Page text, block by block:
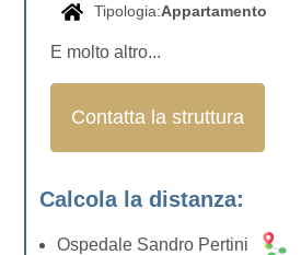
Tipologia:Appartamento
E molto altro...
Contatta la struttura
Calcola la distanza:
Ospedale Sandro Pertini